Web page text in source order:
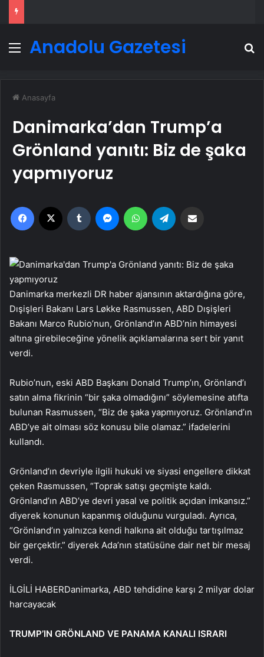
Menü
Anadolu Gazetesi
Anasayfa
Danimarka’dan Trump’a
Grönland yanıtı: Biz de şaka
yapmıyoruz
Facebook Tumblr MessengerWhatsApp
Danimarka merkezli DR haber ajansının aktardığına göre,
Dışişleri Bakanı Lars Løkke Rasmussen, ABD Dışişleri
Bakanı Marco Rubio’nun, Grönland’ın ABD’nin himayesi
altına girebileceğine yönelik açıklamalarına sert bir yanıt
verdi.
Rubio’nun, eski ABD Başkanı Donald Trump’ın, Grönland’ı
satın alma fikrinin “bir şaka olmadığını” söylemesine atıfta
bulunan Rasmussen, “Biz de şaka yapmıyoruz. Grönland’ın
ABD’ye ait olması söz konusu bile olamaz.” ifadelerini
kullandı.
Grönland’ın devriyle ilgili hukuki ve siyasi engellere dikkat
çeken Rasmussen, “Toprak satışı geçmişte kaldı.
Grönland’ın ABD’ye devri yasal ve politik açıdan imkansız.”
diyerek konunun kapanmış olduğunu vurguladı. Ayrıca,
“Grönland’ın yalnızca kendi halkına ait olduğu tartışılmaz
bir gerçektir.” diyerek Ada’nın statüsüne dair net bir mesaj
verdi.
İLGİLİ HABERDanimarka, ABD tehdidine karşı 2 milyar dolar
harcayacak
TRUMP’IN GRÖNLAND VE PANAMA KANALI ISRARI